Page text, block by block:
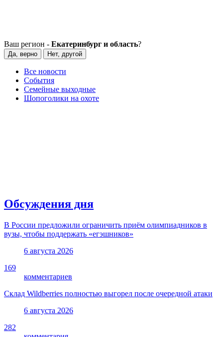
Ваш регион - Екатеринбург и область?
Да, верно Нет, другой
Все новости
События
Семейные выходные
Шопоголики на охоте
Обсуждения дня
В России предложили ограничить приём олимпиадников в
вузы, чтобы поддержать «егэшников»
6 августа 2026
169
комментариев
Склад Wildberries полностью выгорел после очередной атаки
6 августа 2026
282